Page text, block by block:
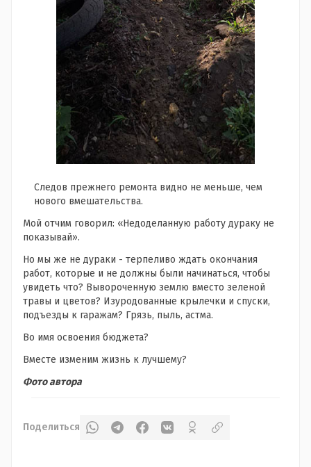
Следов прежнего ремонта видно не меньше, чем
нового вмешательства.
Мой отчим говорил: «Недоделанную работу дураку не
показывай».
Но мы же не дураки - терпеливо ждать окончания
работ, которые и не должны были начинаться, чтобы
увидеть что? Вывороченную землю вместо зеленой
травы и цветов? Изуродованные крылечки и спуски,
подъезды к гаражам? Грязь, пыль, астма.
Во имя освоения бюджета?
Вместе изменим жизнь к лучшему?
Фото автора
Поделиться